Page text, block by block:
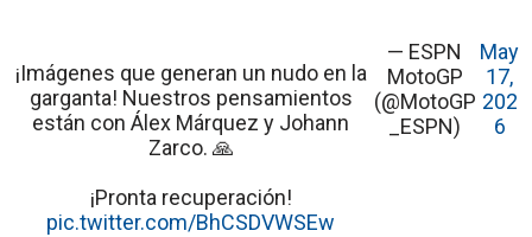
¡Imágenes que generan un nudo en la
garganta! Nuestros pensamientos
están con Álex Márquez y Johann
Zarco. 🙏
¡Pronta recuperación!
pic.twitter.com/BhCSDVWSEw
— ESPN
MotoGP
(@MotoGP
_ESPN)
May
17,
202
6